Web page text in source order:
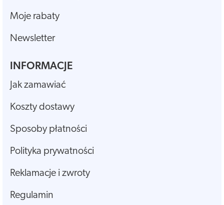
Moje rabaty
Newsletter
INFORMACJE
Jak zamawiać
Koszty dostawy
Sposoby płatności
Polityka prywatności
Reklamacje i zwroty
Regulamin